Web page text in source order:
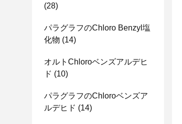
(28)
パラグラフのChloro Benzyl塩
化物 (14)
オルトChloroベンズアルデヒ
ド (10)
パラグラフのChloroベンズア
ルデヒド (14)